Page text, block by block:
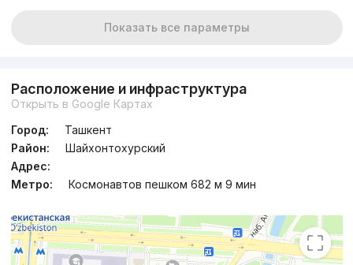
Показать все параметры
Расположение и инфраструктура
Открыть в Google Картах
Город:
Ташкент
Район:
Шайхонтохурский
Адрес:
Метро:
Космонавтов пешком 682 м 9 мин